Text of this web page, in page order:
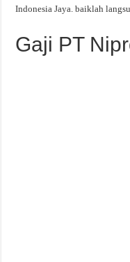
Indonesia Jaya. baiklah
Gaji PT